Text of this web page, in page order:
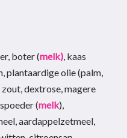
boter (melk), kaas
plantaardige olie (palm,
dextrose, magere
(melk),
aardappelzetmeel,